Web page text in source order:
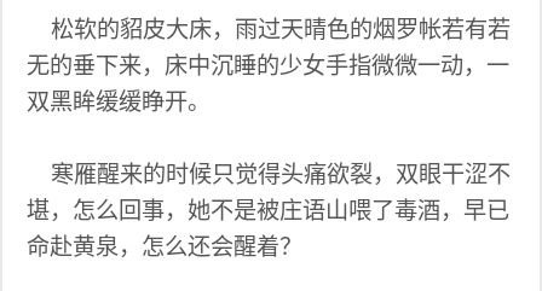
松软的貂皮大床，雨过天晴色的烟罗帐若有若
无的垂下来，床中沉睡的少女手指微微一动，一
双黑眸缓缓睁开。
寒雁醒来的时候只觉得头痛欲裂，双眼干涩不
堪，怎么回事，她不是被庄语山喂了毒酒，早已
命赴黄泉，怎么还会醒着？